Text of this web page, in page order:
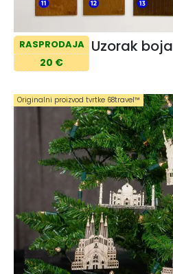
RASPRODAJA
20 €
Uzorak boja
Originalni proizvod tvrtke 68travel™️